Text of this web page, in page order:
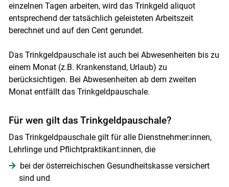
einzelnen Tagen arbeiten, wird das Trinkgeld aliquot
entsprechend der tatsächlich geleisteten Arbeitszeit
berechnet und auf den Cent gerundet.
Das Trinkgeldpauschale ist auch bei Abwesenheiten bis zu
einem Monat (z.B. Krankenstand, Urlaub) zu
berücksichtigen. Bei Abwesenheiten ab dem zweiten
Monat entfällt das Trinkgeldpauschale.
Für wen gilt das Trinkgeldpauschale?
Das Trinkgeldpauschale gilt für alle Dienstnehmer:innen,
Lehrlinge und Pflichtpraktikant:innen, die
bei der österreichischen Gesundheitskasse versichert
sind und